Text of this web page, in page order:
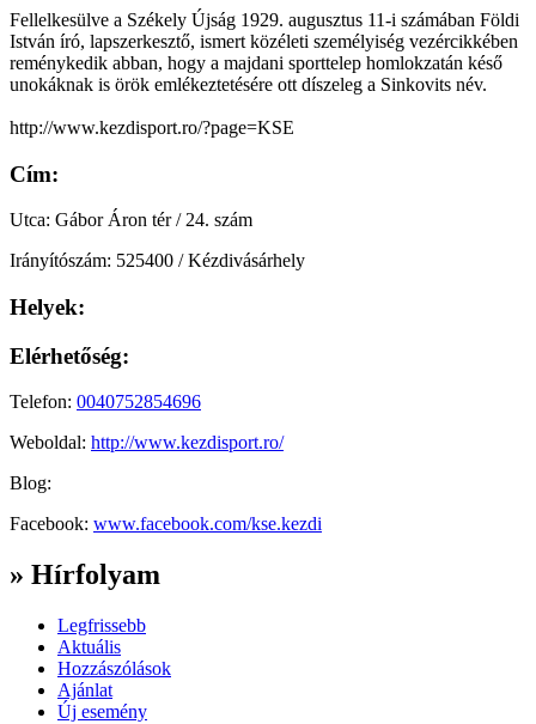
Fellelkesülve a Székely Újság 1929. augusztus 11-i számában Földi
István író, lapszerkesztő, ismert közéleti személyiség vezércikkében
reménykedik abban, hogy a majdani sporttelep homlokzatán késő
unokáknak is örök emlékeztetésére ott díszeleg a Sinkovits név.
http://www.kezdisport.ro/?page=KSE
Cím:
Utca: Gábor Áron tér / 24. szám
Irányítószám: 525400 / Kézdivásárhely
Helyek:
Elérhetőség:
Telefon: 0040752854696
Weboldal: http://www.kezdisport.ro/
Blog:
Facebook: www.facebook.com/kse.kezdi
» Hírfolyam
Legfrissebb
Aktuális
Hozzászólások
Ajánlat
Új esemény